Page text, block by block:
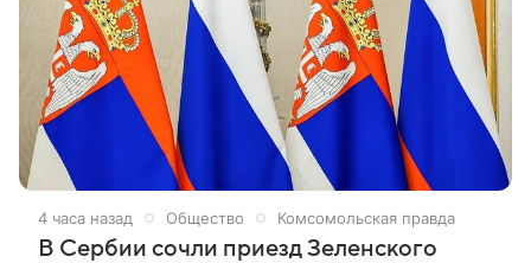
4 часа назад Общество Комсомольская правда
В Сербии сочли приезд Зеленского